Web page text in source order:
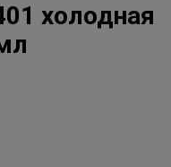
холодная